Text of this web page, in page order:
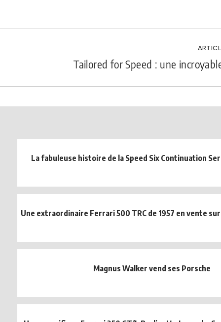
Tailored for Speed : une
La fabuleuse histoire de la Speed Six Continuation
Une extraordinaire Ferrari 500 TRC de 1957 en vente
Magnus Walker vend ses Porsche